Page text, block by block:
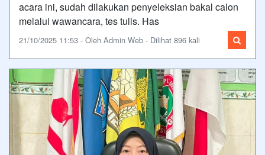
acara ini, sudah dilakukan penyeleksian bakal calon
melalui wawancara, tes tulis. Has
21/10/2025 11:53 - Oleh Admin Web - Dilihat 896 kali